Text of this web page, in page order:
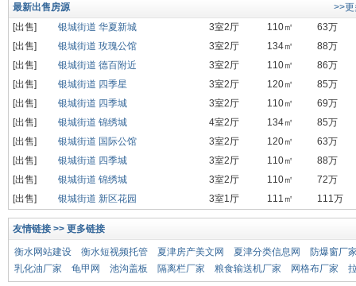
最新出售房源
>>
[出售]
银城街道 华夏新城 3室2厅 110㎡
63万
[出售]
银城街道 玫瑰公馆 3室2厅 134㎡
88万
[出售]
银城街道 德百附近 3室2厅 110㎡
86万
[出售]
银城街道 四季星 3室2厅 120㎡
85万
[出售]
银城街道 四季城 3室2厅 110㎡
69万
[出售]
银城街道 锦绣城 4室2厅 134㎡
85万
[出售]
银城街道 国际公馆 3室2厅 120㎡
63万
[出售]
银城街道 四季城 3室2厅 110㎡
88万
[出售]
银城街道 锦绣城 3室2厅 110㎡
72万
[出售]
银城街道 新区花园 3室1厅 111㎡ 111万
友情链接 >> 更多链接
衡水网站建设 衡水短视频托管 夏津房产美文网 夏津分类信息网
防爆窗厂
乳化油厂家
龟甲网 池沟盖板 隔离栏厂家 粮食输送机厂家 网格布厂家